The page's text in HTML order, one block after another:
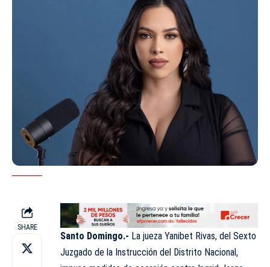
SHARE
Santo Domingo.- La jueza Yanibet Rivas, del Sexto
Juzgado de la Instrucción del Distrito Nacional,